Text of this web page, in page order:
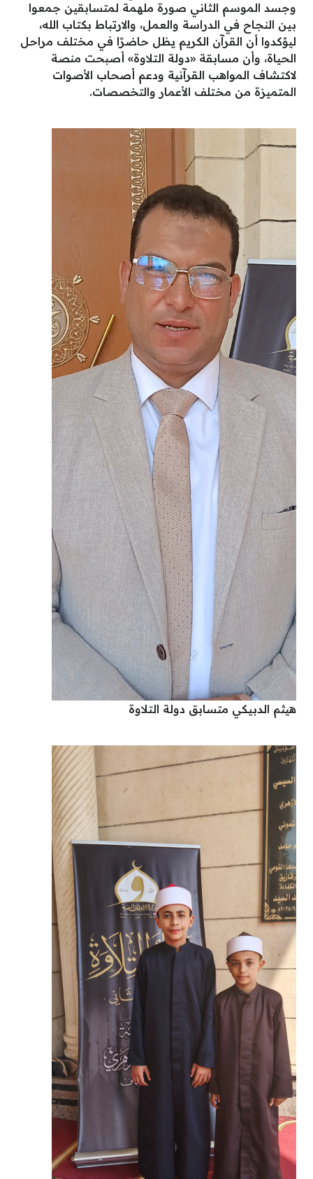
وجسد الموسم الثاني صورة ملهمة لمتسابقين جمعوا
بين النجاح في الدراسة والعمل، والارتباط بكتاب الله،
ليؤكدوا أن القرآن الكريم يظل حاضرًا في مختلف مراحل
الحياة، وأن مسابقة «دولة التلاوة» أصبحت منصة
لاكتشاف المواهب القرآنية ودعم أصحاب الأصوات
المتميزة من مختلف الأعمار والتخصصات.
هيثم الدبيكي متسابق دولة التلاوة